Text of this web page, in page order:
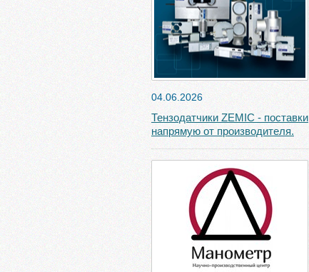
04.06.2026
Тензодатчики ZEMIC - поставки
напрямую от производителя.